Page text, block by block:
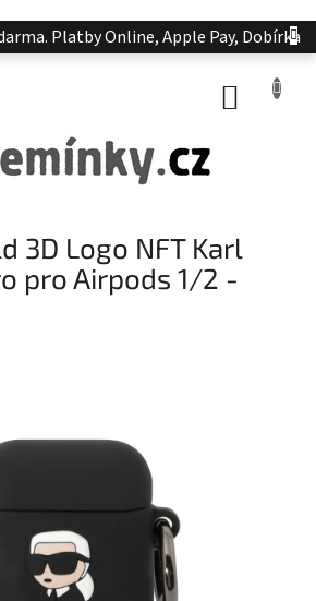
Platby Online, Apple Pay, Dobírka
3D Logo NFT Karl
pro Airpods 1/2 -